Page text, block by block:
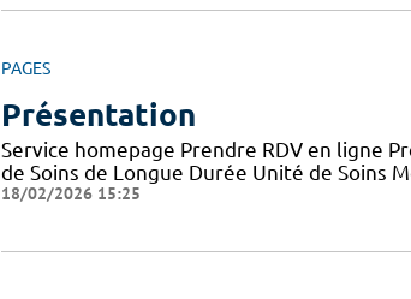
PAGES
Présentation
Service homepage Prendre RDV en ligne
de Soins de Longue Durée Unité de Soins
18/02/2026 15:25